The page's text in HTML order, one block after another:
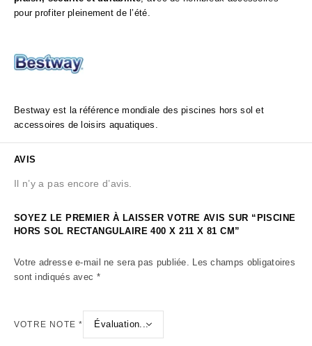
pour profiter pleinement de l’été.
Bestway est la référence mondiale des piscines hors sol et
accessoires de loisirs aquatiques.
AVIS
Il n’y a pas encore d’avis.
SOYEZ LE PREMIER À LAISSER VOTRE AVIS SUR “PISCINE
HORS SOL RECTANGULAIRE 400 X 211 X 81 CM”
Votre adresse e-mail ne sera pas publiée. Les champs obligatoires
sont indiqués avec *
VOTRE NOTE*